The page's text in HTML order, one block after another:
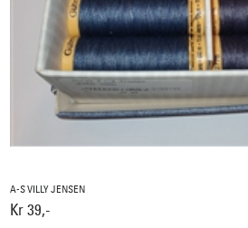
A-S VILLY JENSEN
Kr 39,-